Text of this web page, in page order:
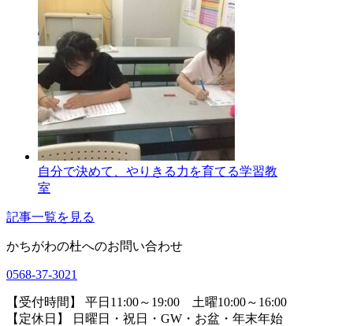
自分で決めて、やりきる力を育てる学習教
室
記事一覧を見る
かちがわの杜へのお問い合わせ
0568-37-3021
【受付時間】 平日11:00～19:00 土曜10:00～16:00
【定休日】 日曜日・祝日・GW・お盆・年末年始